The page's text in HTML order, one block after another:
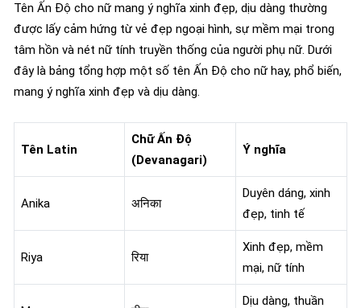
Tên Ấn Độ cho nữ mang ý nghĩa xinh đẹp, dịu dàng thường
được lấy cảm hứng từ vẻ đẹp ngoại hình, sự mềm mại trong
tâm hồn và nét nữ tính truyền thống của người phụ nữ. Dưới
đây là bảng tổng hợp một số tên Ấn Độ cho nữ hay, phổ biến,
mang ý nghĩa xinh đẹp và dịu dàng.
Tên Latin
Chữ Ấn Độ
(Devanagari)
Ý nghĩa
Anika अनिका
Duyên dáng, xinh
đẹp, tinh tế
Riya रिया
Xinh đẹp, mềm
mại, nữ tính
Dịu dàng, thuần